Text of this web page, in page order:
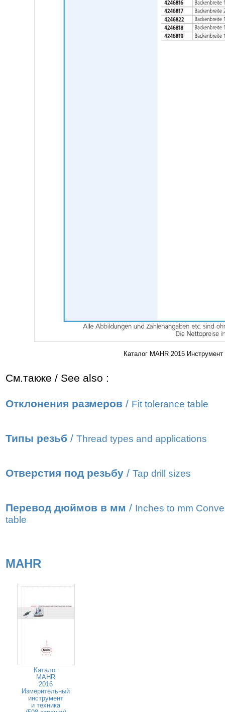
Каталог MAHR 2015
См.также / See also :
Отклонения размеров / Fit tolerance table
Типы резьб / Thread types and applications
Отверстия под резьбу / Tap drill sizes
Перевод дюймов в мм / Inches to mm
table
MAHR
Каталог
MAHR
2016
Измерительный
инструмент
и техника